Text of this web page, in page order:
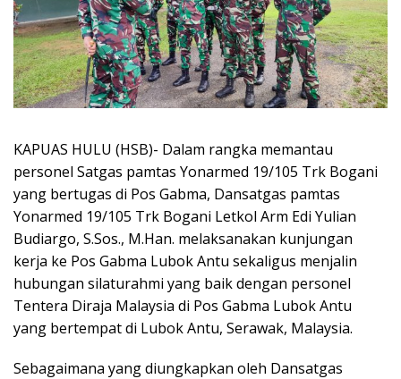
KAPUAS HULU (HSB)- Dalam rangka memantau
personel Satgas pamtas Yonarmed 19/105 Trk Bogani
yang bertugas di Pos Gabma, Dansatgas pamtas
Yonarmed 19/105 Trk Bogani Letkol Arm Edi Yulian
Budiargo, S.Sos., M.Han. melaksanakan kunjungan
kerja ke Pos Gabma Lubok Antu sekaligus menjalin
hubungan silaturahmi yang baik dengan personel
Tentera Diraja Malaysia di Pos Gabma Lubok Antu
yang bertempat di Lubok Antu, Serawak, Malaysia.
Sebagaimana yang diungkapkan oleh Dansatgas